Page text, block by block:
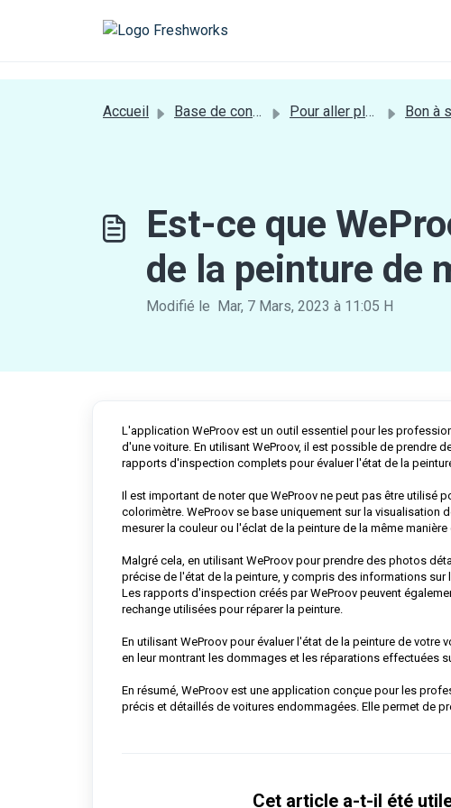
Accueil Base de connaissances Pour aller plus loin Bon à
Est-ce que
de la peinture de
Modifié le Mar, 7 Mars, 2023 à 11:05 H
L'application WeProov est un outil essentiel pour les
d'une voiture. En utilisant WeProov, il est possible de prendre
rapports d'inspection complets pour évaluer l'état de la
Il est important de noter que WeProov ne peut pas être utilisé
colorimètre. WeProov se base uniquement sur la visualisation
mesurer la couleur ou l'éclat de la peinture de la même
Malgré cela, en utilisant WeProov pour prendre des photos
précise de l'état de la peinture, y compris des informations
Les rapports d'inspection créés par WeProov peuvent
rechange utilisées pour réparer la peinture.
En utilisant WeProov pour évaluer l'état de la peinture de
en leur montrant les dommages et les réparations effectuées
En résumé, WeProov est une application conçue pour les
précis et détaillés de voitures endommagées. Elle permet de
Cet article a-t-il été